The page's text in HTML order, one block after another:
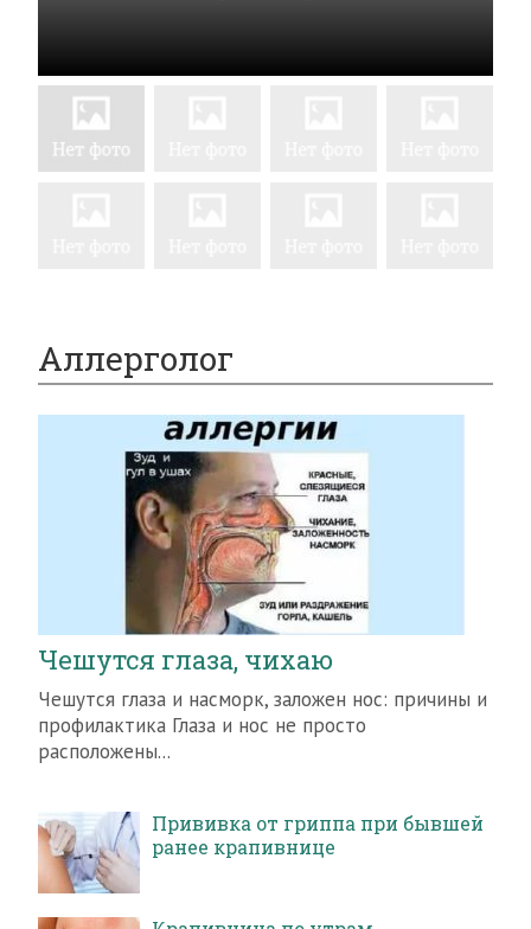
Аллерголог
Чешутся глаза, чихаю
Чешутся глаза и насморк, заложен нос: причины и
профилактика Глаза и нос не просто
расположены...
Прививка от гриппа при бывшей
ранее крапивнице